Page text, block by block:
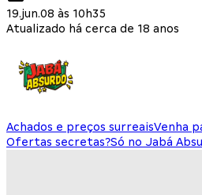
19.jun.08 às 10h35
Atualizado há cerca de 18 anos
Achados e preços surreaisVenha
Ofertas secretas?Só no Jabá